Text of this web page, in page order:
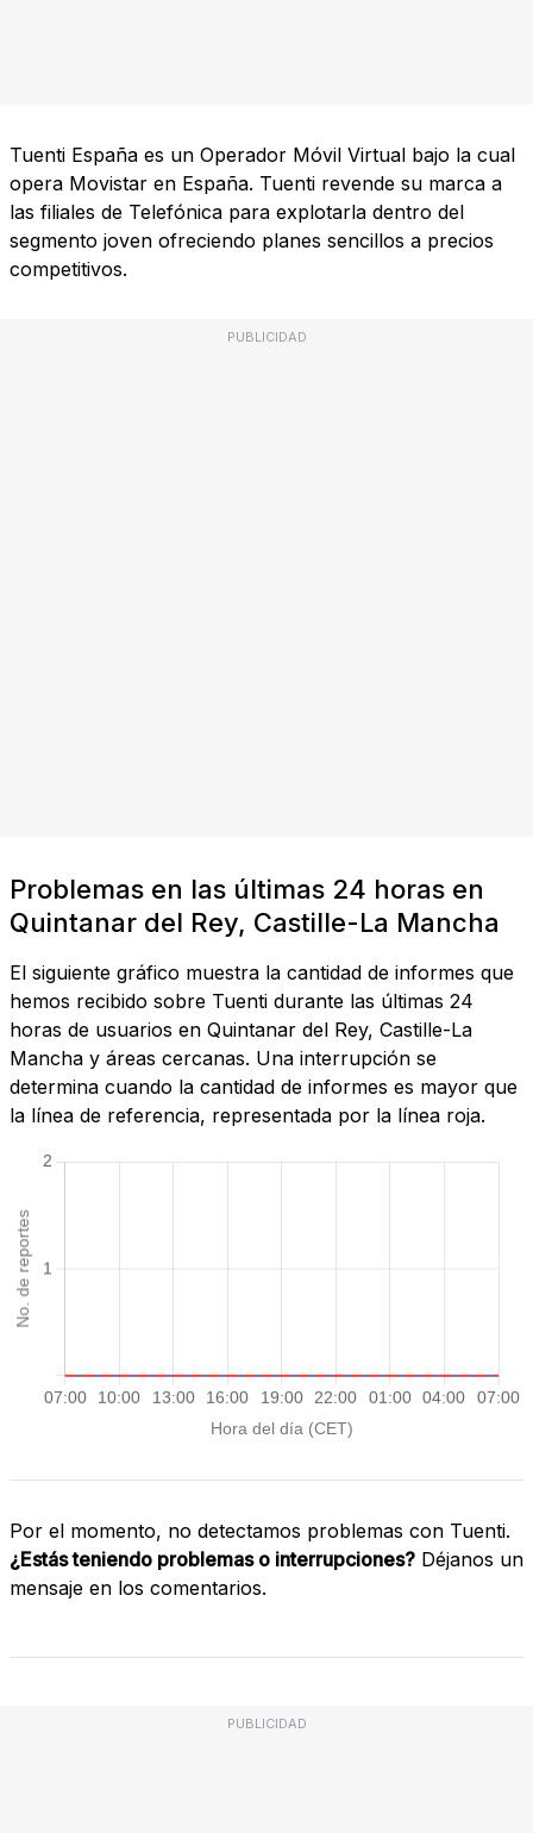
Tuenti España es un Operador Móvil Virtual bajo la cual
opera Movistar en España. Tuenti revende su marca a
las filiales de Telefónica para explotarla dentro del
segmento joven ofreciendo planes sencillos a precios
competitivos.
PUBLICIDAD
Problemas en las últimas 24 horas en
Quintanar del Rey, Castille-La Mancha
El siguiente gráfico muestra la cantidad de informes que
hemos recibido sobre Tuenti durante las últimas 24
horas de usuarios en Quintanar del Rey, Castille-La
Mancha y áreas cercanas. Una interrupción se
determina cuando la cantidad de informes es mayor que
la línea de referencia, representada por la línea roja.
Por el momento, no detectamos problemas con Tuenti.
¿Estás teniendo problemas o interrupciones? Déjanos un
mensaje en los comentarios.
PUBLICIDAD